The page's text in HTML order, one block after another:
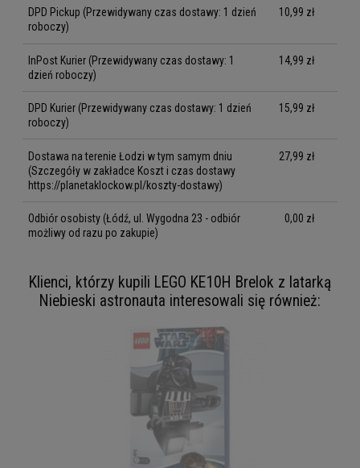
DPD Pickup (Przewidywany czas dostawy: 1 dzień
roboczy)
10,99 zł
InPost Kurier (Przewidywany czas dostawy: 1
dzień roboczy)
14,99 zł
DPD Kurier (Przewidywany czas dostawy: 1 dzień
roboczy)
15,99 zł
Dostawa na terenie Łodzi w tym samym dniu
(Szczegóły w zakładce Koszt i czas dostawy
https://planetaklockow.pl/koszty-dostawy)
27,99 zł
Odbiór osobisty (Łódź, ul. Wygodna 23 - odbiór
możliwy od razu po zakupie)
0,00 zł
Klienci, którzy kupili LEGO KE10H Brelok z latarką
Niebieski astronauta interesowali się również: